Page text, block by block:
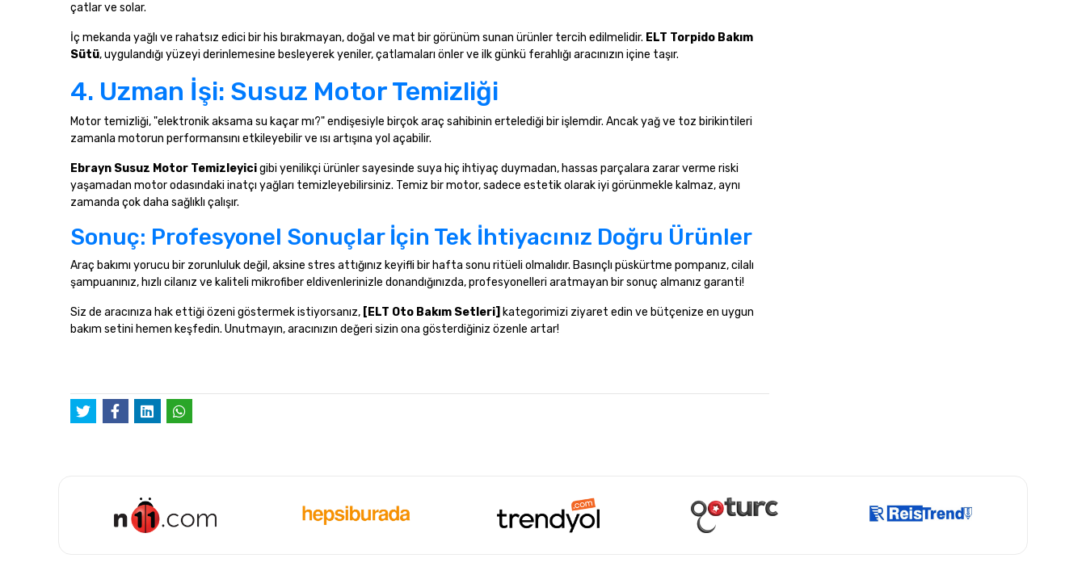
çatlar ve solar.
İç mekanda yağlı ve rahatsız edici bir his bırakmayan, doğal ve mat bir görünüm sunan ürünler tercih edilmelidir. ELT Torpido Bakım
Sütü, uygulandığı yüzeyi derinlemesine besleyerek yeniler, çatlamaları önler ve ilk günkü ferahlığı aracınızın içine taşır.
4. Uzman İşi: Susuz Motor Temizliği
Motor temizliği, "elektronik aksama su kaçar mı?" endişesiyle birçok araç sahibinin ertelediği bir işlemdir. Ancak yağ ve toz birikintileri
zamanla motorun performansını etkileyebilir ve ısı artışına yol açabilir.
Ebrayn Susuz Motor Temizleyicigibi yenilikçi ürünler sayesinde suya hiç ihtiyaç duymadan, hassas parçalara zarar verme riski
yaşamadan motor odasındaki inatçı yağları temizleyebilirsiniz. Temiz bir motor, sadece estetik olarak iyi görünmekle kalmaz, aynı
zamanda çok daha sağlıklı çalışır.
Sonuç: Profesyonel Sonuçlar İçin Tek İhtiyacınız Doğru Ürünler
Araç bakımı yorucu bir zorunluluk değil, aksine stres attığınız keyifli bir hafta sonu ritüeli olmalıdır. Basınçlı püskürtme pompanız, cilalı
şampuanınız, hızlı cilanız ve kaliteli mikrofiber eldivenlerinizle donandığınızda, profesyonelleri aratmayan bir sonuç almanız garanti!
Siz de aracınıza hak ettiği özeni göstermek istiyorsanız, [ELT Oto Bakım Setleri] kategorimizi ziyaret edin ve bütçenize en uygun
bakım setini hemen keşfedin. Unutmayın, aracınızın değeri sizin ona gösterdiğiniz özenle artar!